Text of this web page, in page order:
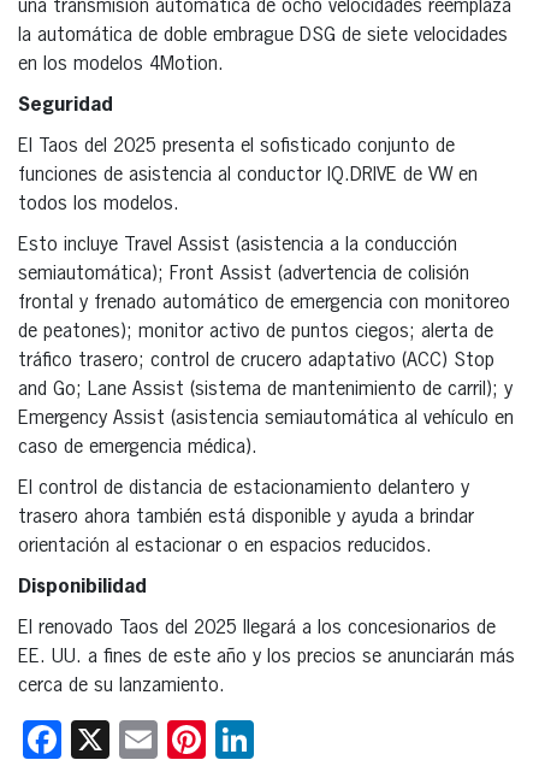
una transmisión automática de ocho velocidades reemplaza
la automática de doble embrague DSG de siete velocidades
en los modelos 4Motion.
Seguridad
El Taos del 2025 presenta el sofisticado conjunto de
funciones de asistencia al conductor IQ.DRIVE de VW en
todos los modelos.
Esto incluye Travel Assist (asistencia a la conducción
semiautomática); Front Assist (advertencia de colisión
frontal y frenado automático de emergencia con monitoreo
de peatones); monitor activo de puntos ciegos; alerta de
tráfico trasero; control de crucero adaptativo (ACC) Stop
and Go; Lane Assist (sistema de mantenimiento de carril); y
Emergency Assist (asistencia semiautomática al vehículo en
caso de emergencia médica).
El control de distancia de estacionamiento delantero y
trasero ahora también está disponible y ayuda a brindar
orientación al estacionar o en espacios reducidos.
Disponibilidad
El renovado Taos del 2025 llegará a los concesionarios de
EE. UU. a fines de este año y los precios se anunciarán más
cerca de su lanzamiento.
Facebook
X EmailPinterest